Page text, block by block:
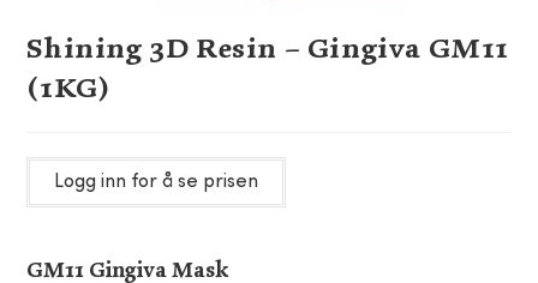
Shining 3D Resin – Gingiva GM11
(1KG)
Logg inn for å se prisen
GM11 Gingiva Mask